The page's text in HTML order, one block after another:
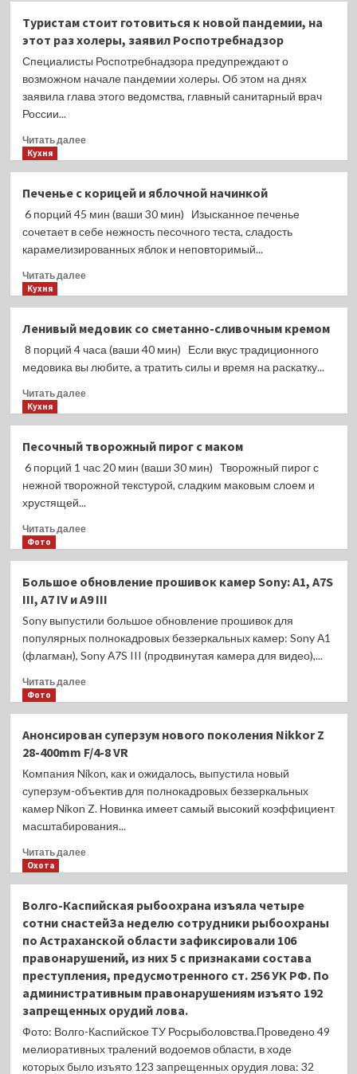
что
в
Анталии
начнут
в
Туристам стоит готовиться к новой пандемии, на
этот раз холеры, заявил Роспотребнадзор
Специалисты Роспотребнадзора предупреждают о
возможном начале пандемии холеры. Об этом на днях
заявила глава этого ведомства, главный санитарный врач
России...
Читать далееПрочитать
стоит
готовиться
к
пандемии,
на
заявил
Роспотребнадзор
Кухня
Печенье с корицей и яблочной начинкой
6 порций 45 мин (ваши 30 мин) Изысканное печенье
сочетает в себе нежность песочного теста, сладость
карамелизированных яблок и неповторимый...
Читать далееПрочитать
с
корицей
и
начинкой
Кухня
Ленивый медовик со сметанно-сливочным кремом
8 порций 4 часа (ваши 40 мин) Если вкус традиционного
медовика вы любите, а тратить силы и время на раскатку...
Читать далееПрочитать
медовик
со
сметанно-
Кухня
Песочный творожный пирог с маком
6 порций 1 час 20 мин (ваши 30 мин) Творожный пирог с
нежной творожной текстурой, сладким маковым слоем и
хрустящей...
Читать далееПрочитать
творожный
пирог
с
Фото
Большое обновление прошивок камер Sony: А1, А7S
III, А7 IV и А9 III
Sony выпустили большое обновление прошивок для
популярных полнокадровых беззеркальных камер: Sony А1
(флагман), Sony А7S III (продвинутая камера для видео),...
Читать далееПрочитать
обновление
прошивок
камер
Sony:
А7S
III,
и
III
Фото
Анонсирован суперзум нового поколения Nikkor Z
28-400mm F/4-8 VR
Компания Nikon, как и ожидалось, выпустила новый
суперзум-объектив для полнокадровых беззеркальных
камер Nikon Z. Новинка имеет самый высокий коэффициент
масштабирования...
Читать далееПрочитать
суперзум
нового
поколения
Nikkor
Z
400mm
F/4-
8
VR
Охота
Волго-Каспийская рыбоохрана изъяла четыре
сотни снастейЗа неделю сотрудники рыбоохраны
по Астраханской области зафиксировали 106
правонарушений, из них 5 с признаками состава
преступления, предусмотренного ст. 256 УК РФ. По
административным правонарушениям изъято 192
запрещенных орудий лова.
Фото: Волго-Каспийское ТУ Росрыболовства.Проведено 49
мелиоративных тралений водоемов области, в ходе
которых было изъято 123 запрещенных орудия лова: 32